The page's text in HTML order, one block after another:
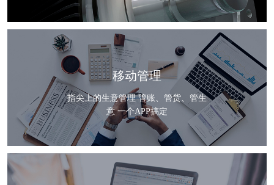
移动管理
指尖上的生意管理 管账、管货、管生
意 一个APP搞定